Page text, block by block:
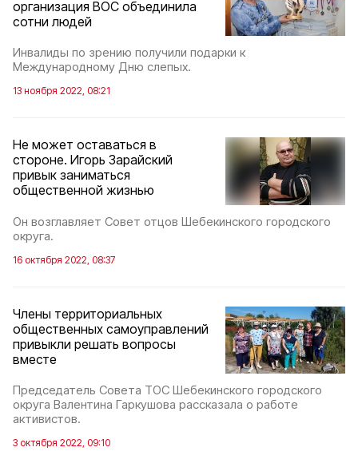
организация ВОС объединила
сотни людей
Инвалиды по зрению получили подарки к
Международному Дню слепых.
13 ноября 2022, 08:21
Не может оставаться в
стороне. Игорь Зарайский
привык заниматься
общественной жизнью
Он возглавляет Совет отцов Шебекинского городского
округа.
16 октября 2022, 08:37
Члены территориальных
общественных самоуправлений
привыкли решать вопросы
вместе
Председатель Совета ТОС Шебекинского городского
округа Валентина Гаркушова рассказала о работе
активистов.
3 октября 2022, 09:10